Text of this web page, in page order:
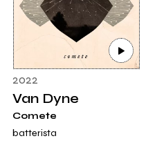
2022
Van Dyne
Comete
batterista